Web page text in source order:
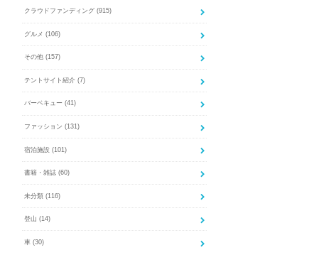
クラウドファンディング (915)
グルメ (106)
その他 (157)
テントサイト紹介 (7)
バーベキュー (41)
ファッション (131)
宿泊施設 (101)
書籍・雑誌 (60)
未分類 (116)
登山 (14)
車 (30)